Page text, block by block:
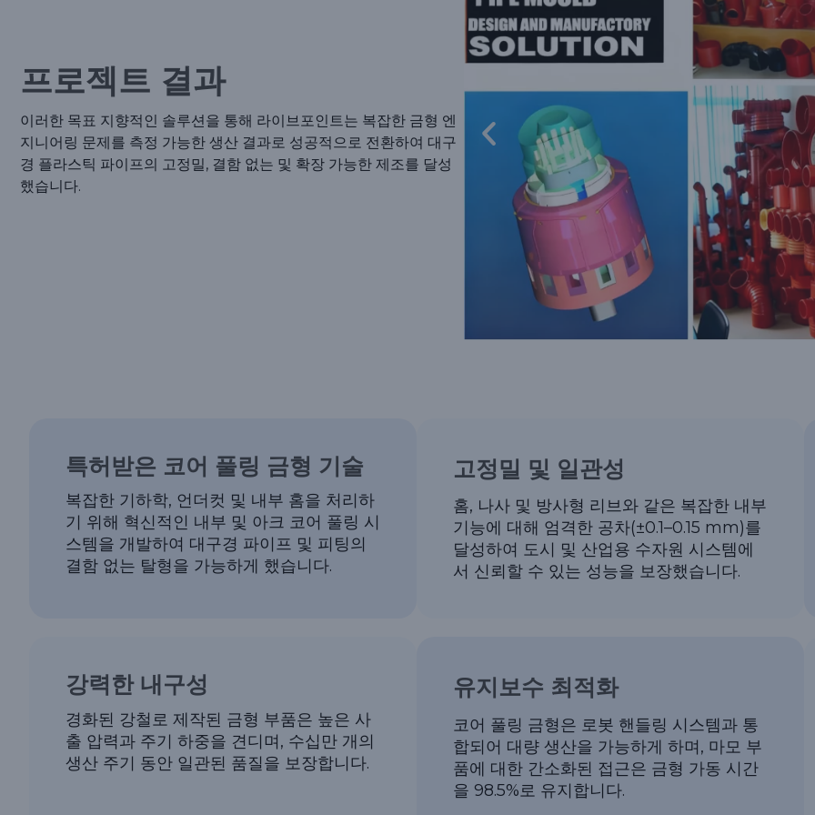
프로젝트 결과
이러한 목표 지향적인 솔루션을 통해 라이브포인트는 복잡한 금형 엔
지니어링 문제를 측정 가능한 생산 결과로 성공적으로 전환하여 대구
경 플라스틱 파이프의 고정밀, 결함 없는 및 확장 가능한 제조를 달성
했습니다.
특허받은 코어 풀링 금형 기술
복잡한 기하학, 언더컷 및 내부 홈을 처리하
기 위해 혁신적인 내부 및 아크 코어 풀링 시
스템을 개발하여 대구경 파이프 및 피팅의
결함 없는 탈형을 가능하게 했습니다.
고정밀 및 일관성
홈, 나사 및 방사형 리브와 같은 복잡한 내부
기능에 대해 엄격한 공차(±0.1–0.15 mm)를
달성하여 도시 및 산업용 수자원 시스템에
서 신뢰할 수 있는 성능을 보장했습니다.
강력한 내구성
경화된 강철로 제작된 금형 부품은 높은 사
출 압력과 주기 하중을 견디며, 수십만 개의
생산 주기 동안 일관된 품질을 보장합니다.
유지보수 최적화
코어 풀링 금형은 로봇 핸들링 시스템과 통
합되어 대량 생산을 가능하게 하며, 마모 부
품에 대한 간소화된 접근은 금형 가동 시간
을 98.5%로 유지합니다.